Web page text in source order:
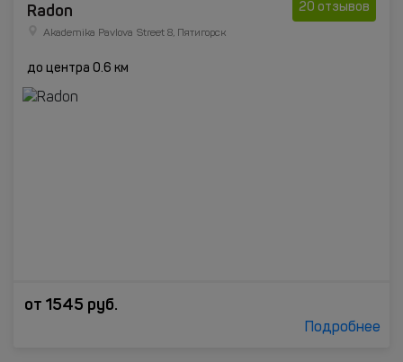
20 отзывов
Radon
Akademika Pavlova Street 8, Пятигорск
до центра 0.6 км
от 1545 руб.
Подробнее